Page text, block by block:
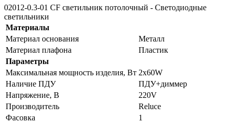
02012-0.3-01 CF светильник потолочный - Светодиодные
светильники
Материалы
Материал основания
Металл
Материал плафона
Пластик
Параметры
Максимальная мощность изделия, Вт 2x60W
Наличие ПДУ
ПДУ+диммер
Напряжение, В
220V
Производитель
Reluce
Фасовка
1